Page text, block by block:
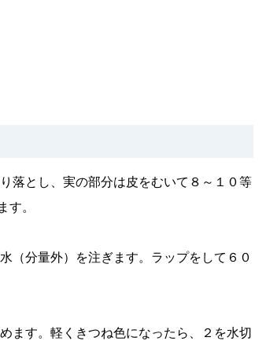
落とし、実の部分は皮をむいて８～１０等
す。
（分量外）を注ぎます。ラップをして６０
ます。軽くきつね色になったら、２を水切